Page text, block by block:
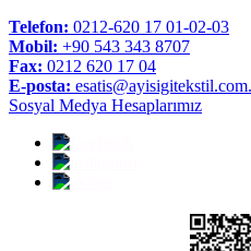
Telefon: 0212-620 17 01-02-03
Mobil: +90 543 343 8707
Fax: 0212 620 17 04
E-posta:
Sosyal Medya Hesaplarımız